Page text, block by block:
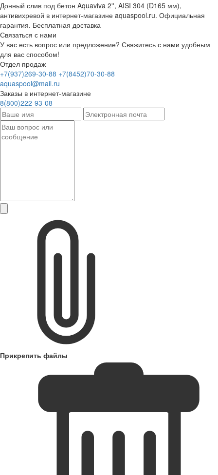
Донный слив под бетон Aquaviva 2'', AISI 304 (D165 мм),
антивихревой в интернет-магазине aquaspool.ru. Официальная
гарантия. Бесплатная доставка
Связаться с нами
У вас есть вопрос или предложение? Свяжитесь с нами удобным
для вас способом!
Отдел продаж
+7(937)269-30-88 +7(8452)70-30-88
aquaspool@mail.ru
Заказы в интернет-магазине
8(800)222-93-08
Прикрепить файлы